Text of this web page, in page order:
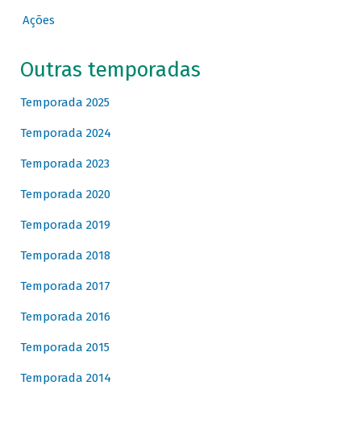
Ações
Outras temporadas
Temporada 2025
Temporada 2024
Temporada 2023
Temporada 2020
Temporada 2019
Temporada 2018
Temporada 2017
Temporada 2016
Temporada 2015
Temporada 2014